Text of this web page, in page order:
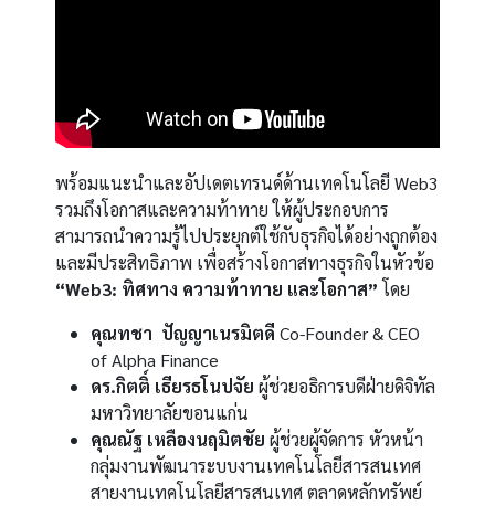
พร้อมแนะนำและอัปเดตเทรนด์ด้านเทคโนโลยี Web3
รวมถึงโอกาสและความท้าทาย ให้ผู้ประกอบการ
สามารถนำความรู้ไปประยุกต์ใช้กับธุรกิจได้อย่างถูกต้อง
และมีประสิทธิภาพ เพื่อสร้างโอกาสทางธุรกิจในหัวข้อ
“Web3: ทิศทาง ความท้าทาย และโอกาส” โดย
คุณทชา ปัญญาเนรมิตดี Co-Founder & CEO
of Alpha Finance
ดร.กิตติ์ เธียรธโนปจัย ผู้ช่วยอธิการบดีฝ่ายดิจิทัล
มหาวิทยาลัยขอนแก่น
คุณณัฐ เหลืองนฤมิตชัย ผู้ช่วยผู้จัดการ หัวหน้า
กลุ่มงานพัฒนาระบบงานเทคโนโลยีสารสนเทศ
สายงานเทคโนโลยีสารสนเทศ ตลาดหลักทรัพย์